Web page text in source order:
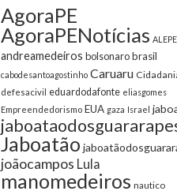
AgoraPE
AgoraPENotícias ALEPE
andreamedeiros bolsonarobrasil
cabodesantoagostinho Caruaru
defesacivil eduardodafonte eliasgomes
Empreendedorismo EUA gaza Israel
Jaboatão
joãocampos Lula
manomedeiros nautico